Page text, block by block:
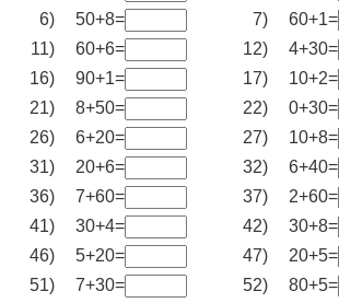
6)
50+8= 7) 60+1=
11)
60+6= 12) 4+30=
16)
90+1= 17) 10+2=
21)
8+50= 22) 0+30=
26)
6+20= 27) 10+8=
31)
20+6= 32) 6+40=
36)
7+60= 37) 2+60=
41)
30+4= 42) 30+8=
46)
5+20= 47) 20+5=
51)
7+30= 52) 80+5=